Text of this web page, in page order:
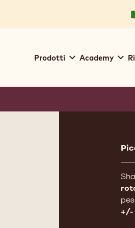
navigation
Prodotti Academy
+/-